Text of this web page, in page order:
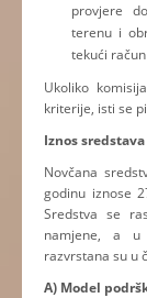
provjere
terenu i
tekući
Ukoliko
kriterije, isti se
Iznos
Novčana
godinu iznose
Sredstva se
namjene, a u
razvrstana su u
A) Model